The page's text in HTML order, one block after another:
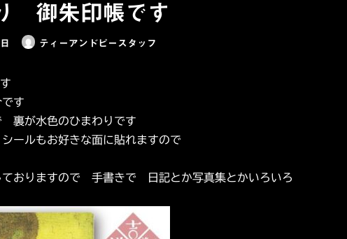
御朱印帳です
ティーアンドピースタッフ
す
裏が水色のひまわりです
ールもお好きな面に貼れますので
ておりますので 手書きで 日記とか写真集とかいろいろ